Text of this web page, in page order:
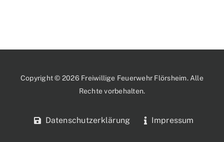
Copyright © 2026 Freiwillige Feuerwehr Flörsheim. Alle
Rechte vorbehalten.
Datenschutzerklärung Impressum